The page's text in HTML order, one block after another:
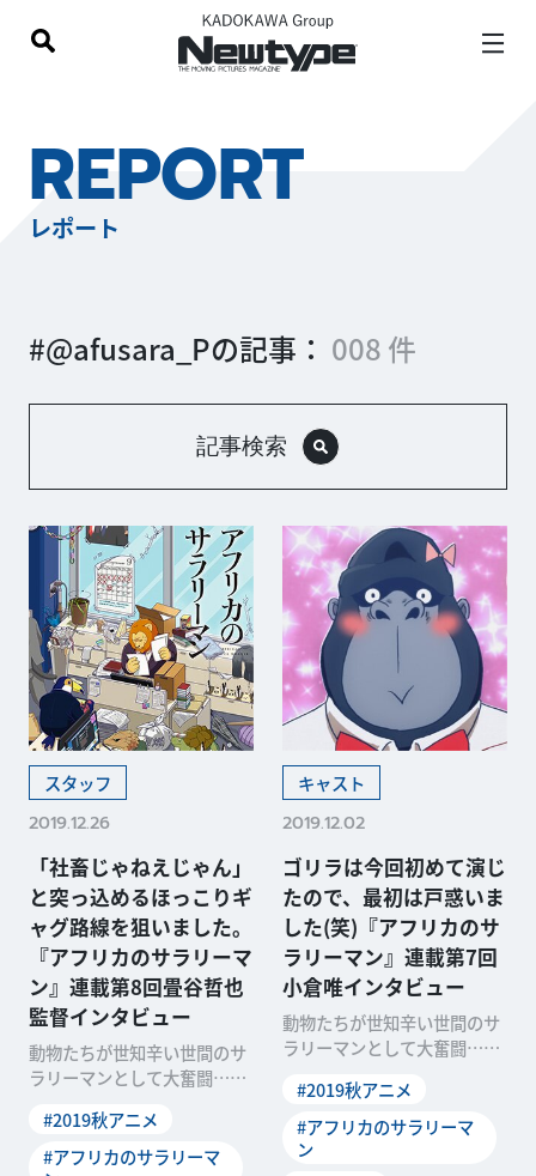
REPORT
レポート
#@afusara_Pの記事： 008 件
記事検索
スタッフ
2019.12.26
「社畜じゃねえじゃん」
と突っ込めるほっこりギ
ャグ路線を狙いました。
『アフリカのサラリーマ
ン』連載第8回畳谷哲也
監督インタビュー
動物たちが世知辛い世間のサ
ラリーマンとして大奮闘…と
人的社会を突破する!?
#2019秋アニメ
#アフリカのサラリーマ
キャスト
2019.12.02
ゴリラは今回初めて演じ
たので、最初は戸惑いま
した(笑)『アフリカのサ
ラリーマン』連載第7回
小倉唯インタビュー
動物たちが世知辛い世間のサ
ラリーマンとして大奮闘…と
人的社会を突破する!?
#2019秋アニメ
#アフリカのサラリーマ
ン